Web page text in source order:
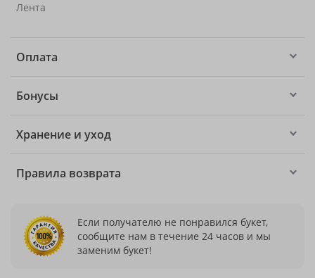
Лента
Оплата
Бонусы
Хранение и уход
Правила возврата
Если получателю не понравился букет,
сообщите нам в течение 24 часов и мы
заменим букет!